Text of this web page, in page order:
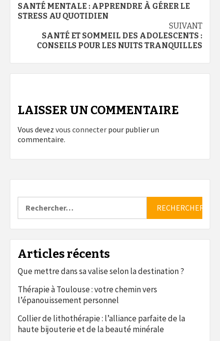
d’article
SANTÉ MENTALE : APPRENDRE À GÉRER LE
STRESS AU QUOTIDIEN
SUIVANT
SANTÉ ET SOMMEIL DES ADOLESCENTS :
CONSEILS POUR LES NUITS TRANQUILLES
LAISSER UN COMMENTAIRE
Vous devez vous connecter pour publier un
commentaire.
Articles récents
Que mettre dans sa valise selon la destination ?
Thérapie à Toulouse : votre chemin vers
l’épanouissement personnel
Collier de lithothérapie : l’alliance parfaite de la
haute bijouterie et de la beauté minérale